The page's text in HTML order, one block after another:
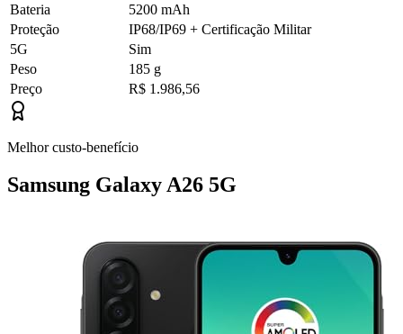
Bateria
5200 mAh
Proteção
IP68/IP69 + Certificação Militar
5G
Sim
Peso
185 g
Preço
R$ 1.986,56
Melhor custo-benefício
Samsung Galaxy A26 5G